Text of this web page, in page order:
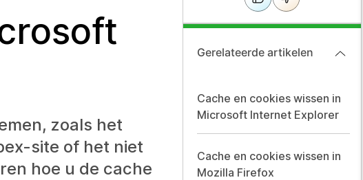
zoals het
site of het niet
hoe u de cache
Gerelateerde artikelen
Cache en cookies wissen in
Microsoft Internet Explorer
Cache en cookies wissen in
Mozilla Firefox